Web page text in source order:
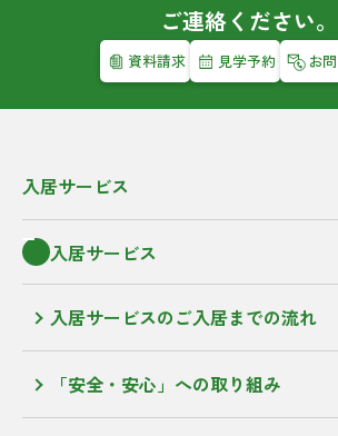
ご連絡ください。
資料請求 見学予約 お
入居サービス
入居サービス
入居サービスのご入居までの流れ
「安全・安心」への取り組み